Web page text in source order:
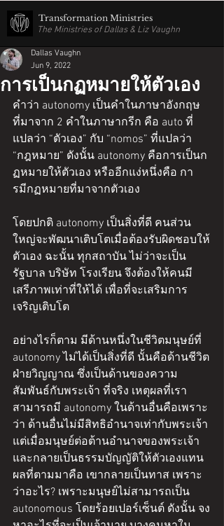
Transformation Ministries
The Ministries of Dallas & Liz Vaughn
การเป็นกฏหมายให้ตัวเอง
Dallas Vaughn
Jun 9, 2022
คำว่า autonomy เป็นคำในภาษาอังกฤษ
ที่มาจาก 2 คำในภาษากรีก คือ auto ที่
แปลว่า “ตัวเอง” กับ “nomos” ที่แปลว่า
“กฎหมาย” ดังนั้น autonomy คือการเป็นก
ฏหมายให้ตัวเอง หรืออีกแง่หนึ่งคือ กา
รมีกฏหมายที่มาจากตัวเอง
โดยปกติ autonomy เป็นสิ่งที่ดี คนส่วน
ใหญ่จะพัฒนาเติบโตเมื่อต้องรับผิดชอบให้
ตัวเอง ฉะนั้น ทุกสถาบัน ไม่ว่าจะเป็น
รัฐบาล บริษัท โรงเรียน จึงต้องให้คนมี
เสรีภาพเท่าที่ให้ได้ เพื่อที่จะเสริมการ
เจริญเติบโต
อย่างไรก็ตาม มีด้านหนึ่งในชีวิตมนุษย์ที่
autonomy ไม่ได้เป็นสิ่งที่ดี นั้นคือด้านชีวิต
ฝ่ายวิญญาณ ซึ่งเป็นด้านของความ
สัมพันธ์กับพระเจ้า ที่จริง เหตุผลที่เรา
สามารถมี autonomy ในด้านอื่นคือเพราะ
ว่า ด้านอื่นไม่มีสิทธิอำนาจเท่ากับพระเจ้า
แต่เมื่อมนุษย์ต่อต้านอำนาจของพระเจ้า
และกลายเป็นธรรมบัญญัติให้ตัวเองแทน
ผลที่ตามมาคือ เขากลายเป็นทาส เพราะ
ว่าอะไร? เพราะมนุษย์ไม่สามารถเป็น
autonomous โดยร้อยเปอร์เซ็นต์ ดังนั้น จง